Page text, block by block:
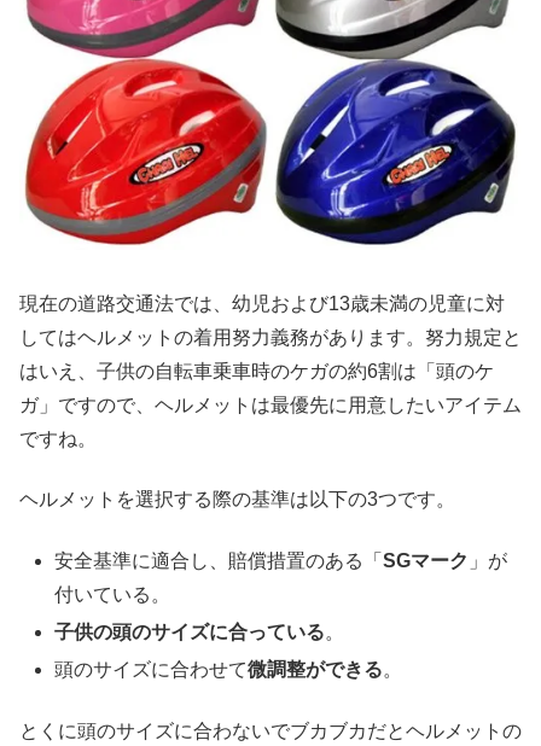
現在の道路交通法では、幼児および13歳未満の児童に対
してはヘルメットの着用努力義務があります。努力規定と
はいえ、子供の自転車乗車時のケガの約6割は「頭のケ
ガ」ですので、ヘルメットは最優先に用意したいアイテム
ですね。
ヘルメットを選択する際の基準は以下の3つです。
安全基準に適合し、賠償措置のある「SGマーク 」が
付いている。
子供の頭のサイズに合っている。
頭のサイズに合わせて微調整ができる。
とくに頭のサイズに合わないでブカブカだとヘルメットの